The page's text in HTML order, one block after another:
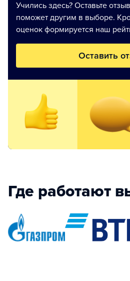
Учились здесь? Оставьте
поможет другим в выборе.
оценок формируется наш
Оставить
Где работают